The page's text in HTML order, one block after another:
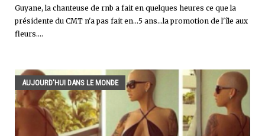
Guyane, la chanteuse de rnb a fait en quelques heures ce que la
présidente du CMT n'a pas fait en...5 ans...la promotion de l'île aux
fleurs....
AUJOURD'HUI DANS LE MONDE